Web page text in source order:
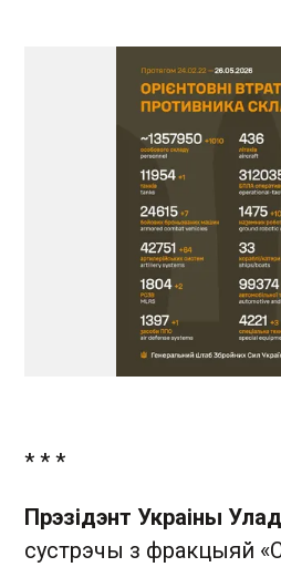
* * *
Прэзідэнт Украіны
сустрэчы з фракцыяй